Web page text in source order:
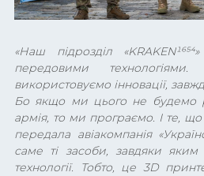
«Наш підрозділ «KRAKEN¹⁶⁵⁴
передовими
використовуємо інновації,
Бо якщо ми цього не будемо
армія, то ми програємо. І те,
передала авіакомпанія
саме ті засоби, завдяки
технології. Тобто, це 3D